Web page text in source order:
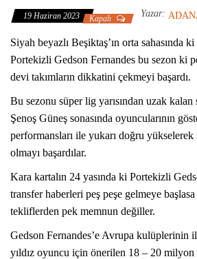
19 Haziran 2023 Kapalı Yazar:
Siyah beyazlı Beşiktaş’ın orta sahasında
Portekizli Gedson Fernandes bu sezon ki
devi takımların dikkatini çekmeyi başardı.
Bu sezonu süper lig yarısından uzak kalan
Şenoş Güneş sonasında oyuncularının
performansları ile yukarı doğru yükselerek
olmayı başardılar.
Kara kartalın 24 yasında ki Portekizli
transfer haberleri peş peşe gelmeye
tekliflerden pek memnun değiller.
Gedson Fernandes’e Avrupa kulüplerinin
yıldız oyuncu için önerilen 18 – 20 milyon